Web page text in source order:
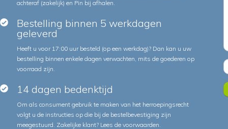
achteraf (zakelijk) en Pin bij afhalen.
Bestelling binnen 5 werkdagen
geleverd
Heeft u voor 17:00 uur besteld (op een werkdag)? Dan kan u uw
bestelling binnen enkele dagen verwachten, mits de goederen op
voorraad zijn.
14 dagen bedenktijd
Om als consument gebruik te maken van het herroepingsrecht
volgt u de instructies op die bij de bestelbevestiging zijn
meegestuurd. Zakelijke klant? Lees de voorwaarden.